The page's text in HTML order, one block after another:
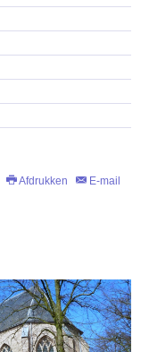
Afdrukken E-mail